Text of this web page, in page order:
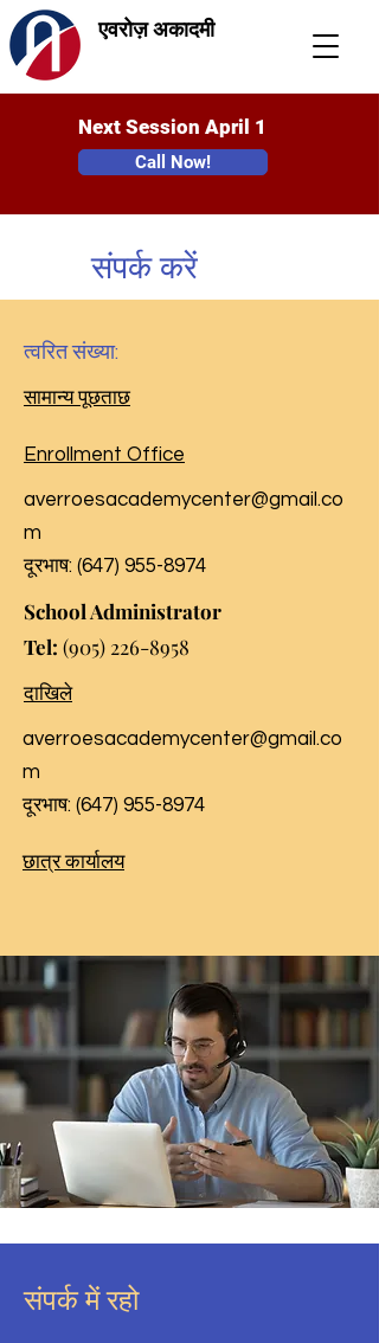
एवरोज़ अकादमी
Next Session April 1
Call Now!
संपर्क करें
त्वरित संख्या:
सामान्य पूछताछ
Enrollment Office
averroesacademycenter@gmail.co
m
दूरभाष: (647) 955-8974
School Administrator
Tel: (905) 226-8958
दाखिले
averroesacademycenter@gmail.co
m
दूरभाष: (647) 955-8974
छात्र कार्यालय
संपर्क में रहो